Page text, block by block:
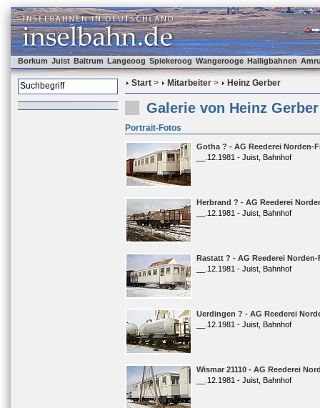
Borkum Juist Baltrum Langeoog Spiekeroog Wangerooge Halligbahnen
Start > Mitarbeiter > Heinz Gerber
Galerie von Heinz Gerber
Portrait-Fotos
Gotha ? - AG Reederei Norden-
__.12.1981 - Juist, Bahnhof
Herbrand ? - AG Reederei
__.12.1981 - Juist, Bahnhof
Rastatt ? - AG Reederei
__.12.1981 - Juist, Bahnhof
Uerdingen ? - AG Reederei
__.12.1981 - Juist, Bahnhof
Wismar 21110 - AG Reederei
__.12.1981 - Juist, Bahnhof